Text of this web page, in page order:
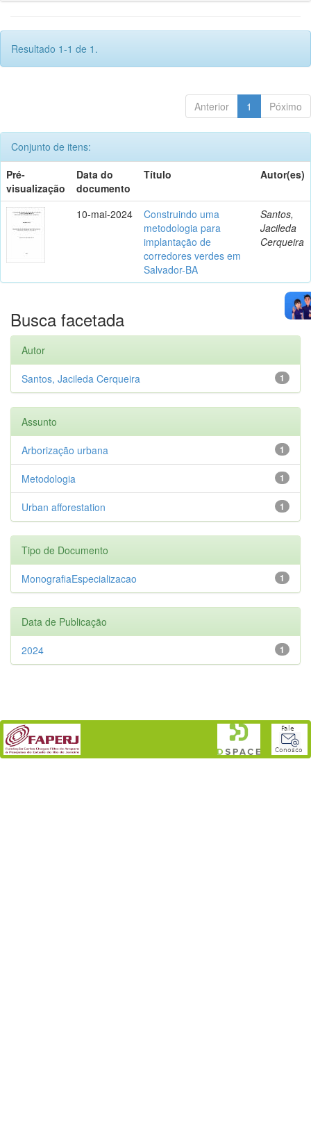
Resultado 1-1 de 1.
Anterior 1 Póximo
Conjunto de itens:
Pré-
visualização
Data do
documento
Título Autor(es)
10-mai-2024
Construindo uma
metodologia para
implantação de
corredores verdes em
Salvador-BA
Santos,
Jacileda
Cerqueira
Busca facetada
Autor
1
Santos, Jacileda Cerqueira
Assunto
1
Arborização urbana
1
Metodologia
1
Urban afforestation
Tipo de Documento
1
MonografiaEspecializacao
Data de Publicação
1
2024